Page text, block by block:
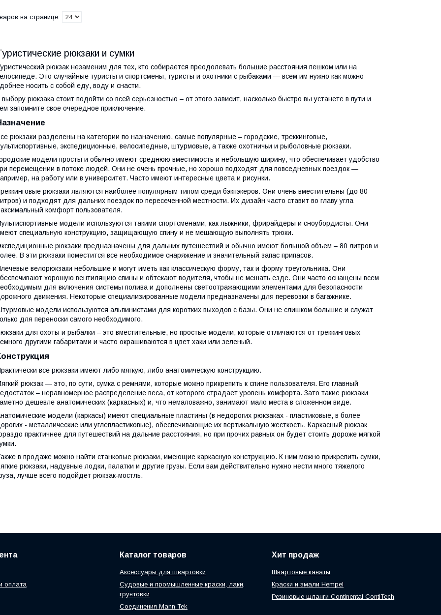
рюкзаки и сумки
рюкзак незаменим для тех, кто собирается преодолевать большие расстояния пешком или на
Это случайные туристы и спортсмены, туристы и охотники с рыбаками — всем им нужно как можно
носить с собой еду, воду и снасти.
выбору рюкзака стоит подойти со всей серьезностью – от этого зависит, насколько быстро вы устанете в пути и
запомните свое очередное приключение.
рюкзаки разделены на категории по назначению, самые популярные – городские, треккинговые,
экспедиционные, велосипедные, штурмовые, а также охотничьи и рыболовные рюкзаки.
модели просты и обычно имеют среднюю вместимость и небольшую ширину, что обеспечивает удобство
перемещении в потоке людей. Они не очень прочные, но хорошо подходят для повседневных поездок —
на работу или в университет. Часто имеют интересные цвета и рисунки.
рюкзаки являются наиболее популярным типом среди бэкпэкеров. Они очень вместительны (до 80
и подходят для дальних поездок по пересеченной местности. Их дизайн часто ставит во главу угла
комфорт пользователя.
модели используются такими спортсменами, как лыжники, фрирайдеры и сноубордисты. Они
специальную конструкцию, защищающую спину и не мешающую выполнять трюки.
рюкзаки предназначены для дальних путешествий и обычно имеют большой объем – 80 литров и
В эти рюкзаки поместится все необходимое снаряжение и значительный запас припасов.
велорюкзаки небольшие и могут иметь как классическую форму, так и форму треугольника. Они
хорошую вентиляцию спины и обтекают водителя, чтобы не мешать езде. Они часто оснащены всем
для включения системы полива и дополнены светоотражающими элементами для безопасности
движения. Некоторые специализированные модели предназначены для перевозки в багажнике.
модели используются альпинистами для коротких выходов с базы. Они не слишком большие и служат
для переноски самого необходимого.
для охоты и рыбалки – это вместительные, но простые модели, которые отличаются от треккинговых
другими габаритами и часто окрашиваются в цвет хаки или зеленый.
все рюкзаки имеют либо мягкую, либо анатомическую конструкцию.
рюкзак — это, по сути, сумка с ремнями, которые можно прикрепить к спине пользователя. Его главный
– неравномерное распределение веса, от которого страдает уровень комфорта. Зато такие рюкзаки
дешевле анатомических (каркасных) и, что немаловажно, занимают мало места в сложенном виде.
модели (каркасы) имеют специальные пластины (в недорогих рюкзаках - пластиковые, в более
- металлические или углепластиковые), обеспечивающие их вертикальную жесткость. Каркасный рюкзак
практичнее для путешествий на дальние расстояния, но при прочих равных он будет стоить дороже мягкой
в продаже можно найти станковые рюкзаки, имеющие каркасную конструкцию. К ним можно прикрепить сумки,
рюкзаки, надувные лодки, палатки и другие грузы. Если вам действительно нужно нести много тяжелого
лучше всего подойдет рюкзак-мостль.
оплата
Каталог товаров
Аксессуары для швартовки
Судовые и промышленные краски, лаки,
грунтовки
Соединения Mann Tek
Хит продаж
Швартовые канаты
Краски и эмали Hempel
Резиновые шланги Continental ContiTech